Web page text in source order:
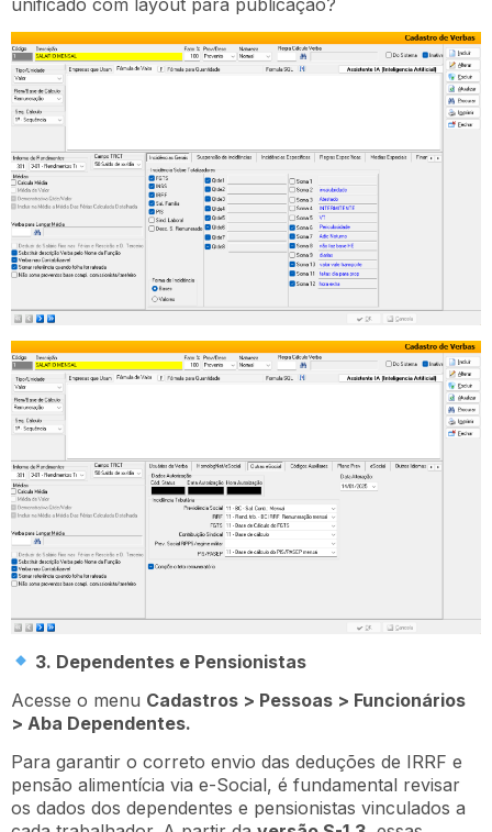
3. Dependentes e Pensionistas
Acesse o menu Cadastros > Pessoas > Funcionários
> Aba Dependentes.
Para garantir o correto envio das deduções de IRRF e
pensão alimentícia via e-Social, é fundamental revisar
os dados dos dependentes e pensionistas vinculados a